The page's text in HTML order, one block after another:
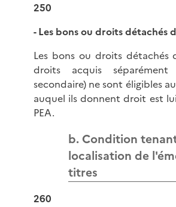
250
- Les bons ou droits détachés
Les bons ou droits détachés
droits acquis
secondaire) ne sont éligibles
auquel ils donnent droit est
PEA.
b. Condition
localisation de
titres
260